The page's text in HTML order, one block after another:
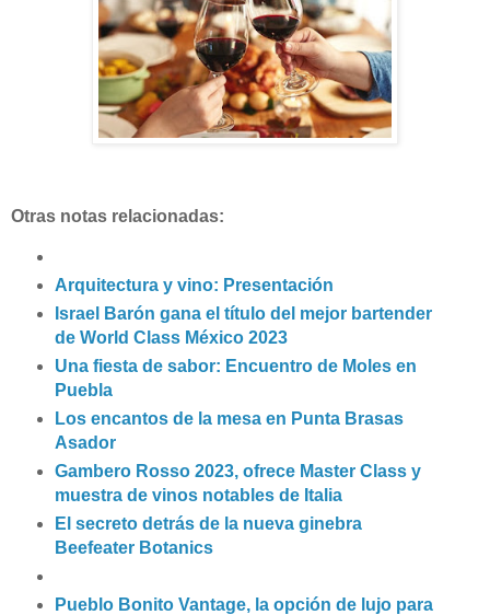
Otras notas relacionadas:
Arquitectura y vino: Presentación
Israel Barón gana el título del mejor bartender
de World Class México 2023
Una fiesta de sabor: Encuentro de Moles en
Puebla
Los encantos de la mesa en Punta Brasas
Asador
Gambero Rosso 2023, ofrece Master Class y
muestra de vinos notables de Italia
El secreto detrás de la nueva ginebra
Beefeater Botanics
Pueblo Bonito Vantage, la opción de lujo para